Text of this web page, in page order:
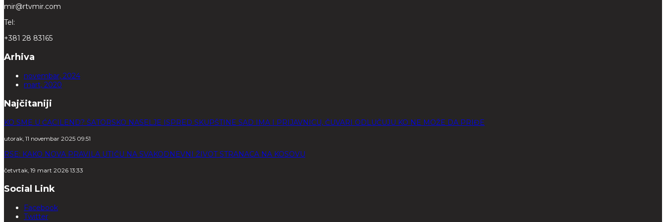
mir@rtvmir.com
Tel:
+381 28 83165
Arhiva
novembar, 2024
mart, 2020
Najčitaniji
KO SME U ĆACILEND? ŠATORSKO NASELJE ISPRED SKUPŠTINE SAD IMA I PRIJAVNICU, ČUVARI ODLUČUJU KO NE MOŽE DA PRIĐE
utorak, 11 novembar 2025 09:51
RSE: KAKO NOVA PRAVILA UTIČU NA SVAKODNEVNI ŽIVOT STRANACA NA KOSOVU
četvrtak, 19 mart 2026 13:33
Social Link
Facebook
Twitter